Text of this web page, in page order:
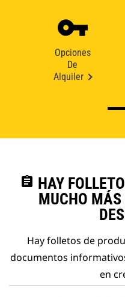
Opciones
De
Alquiler
assignment HAY
MUCHO
Hay folletos de
documentos
en